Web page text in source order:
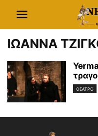
ΙΩΑΝΝΑ
ΘΕΑΤΡΟ